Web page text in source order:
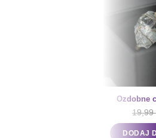
Ozdobne
19,99
DODAJ